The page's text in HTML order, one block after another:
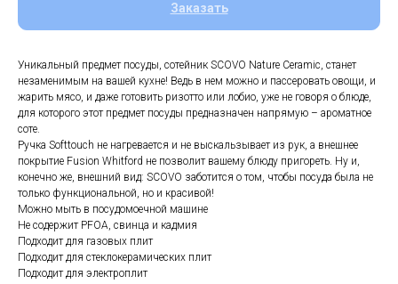
Заказать
Уникальный предмет посуды, сотейник SCOVO Nature Ceramic, станет
незаменимым на вашей кухне! Ведь в нем можно и пассеровать овощи, и
жарить мясо, и даже готовить ризотто или лобио, уже не говоря о блюде,
для которого этот предмет посуды предназначен напрямую – ароматное
соте.
Ручка Softtouch не нагревается и не выскальзывает из рук, а внешнее
покрытие Fusion Whitford не позволит вашему блюду пригореть. Ну и,
конечно же, внешний вид: SCOVO заботится о том, чтобы посуда была не
только функциональной, но и красивой!
Можно мыть в посудомоечной машине
Не содержит PFOA, свинца и кадмия
Подходит для газовых плит
Подходит для стеклокерамических плит
Подходит для электроплит